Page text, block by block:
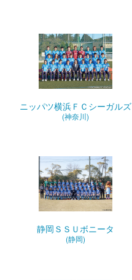
ニッパツ横浜ＦＣシーガルズ
(神奈川)
静岡ＳＳＵボニータ
(静岡)